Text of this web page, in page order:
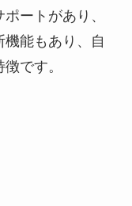
ートがあり、
能もあり、自
です。